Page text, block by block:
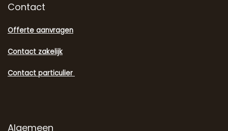
Contact
Offerte aanvragen
Contact zakelijk
Contact particulier
Algemeen